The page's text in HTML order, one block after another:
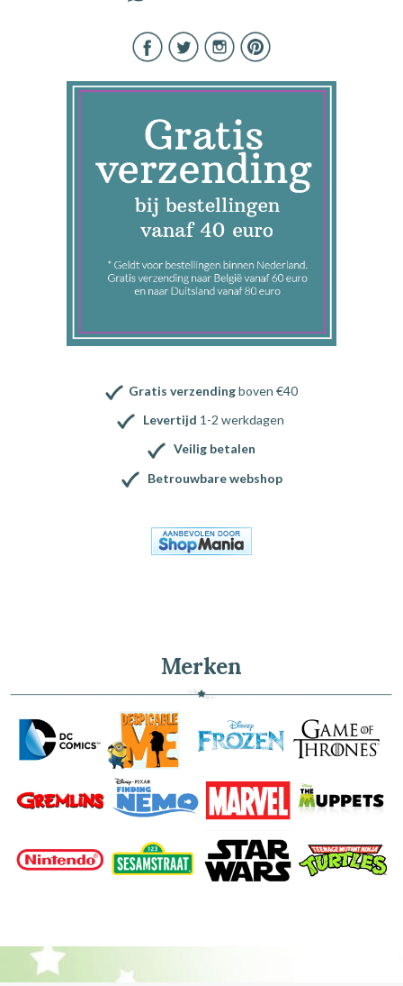
Gratis verzendingboven €40
Levertijd 1-2 werkdagen
Veilig betalen
Betrouwbare webshop
Merken